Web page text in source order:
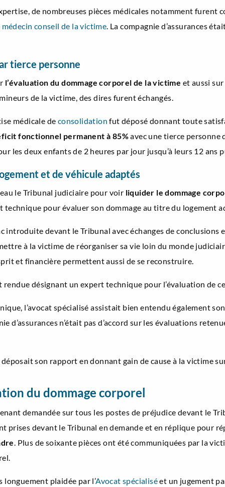
de nombreuses pièces médicales notamment furent
médecin conseil de la victime . La compagnie d’assurances
tierce personne
l’évaluation du dommage corporel de la victime et aussi
de la victime, des dires furent échangés.
médicale de consolidation fut déposé donnant toute
fonctionnel permanent à 85%avec une tierce personne
les deux enfants de 2 heures par jour jusqu’à leurs 12 ans
et de véhicule adaptés
le Tribunal judiciaire pour voir liquider le dommage
technique pour évaluer son dommage au titre du logement
introduite devant le Tribunal avec échanges de
à la victime de réorganiser sa vie loin du monde
et financière permettent aussi de se reconstruire.
désignant un expert technique pour l’évaluation de
l’avocat spécialisé assistait bien entendu également
d’assurances n’était pas d’accord sur les évaluations
son rapport en donnant gain de cause à la victime
du dommage corporel
demandée sur tous les postes de préjudice devant le
prises devant le Tribunal en demande et en réplique pour
. Plus de soixante pièces ont été communiquées par la
longuement plaidée par l’Avocat spécialiséet un jugement